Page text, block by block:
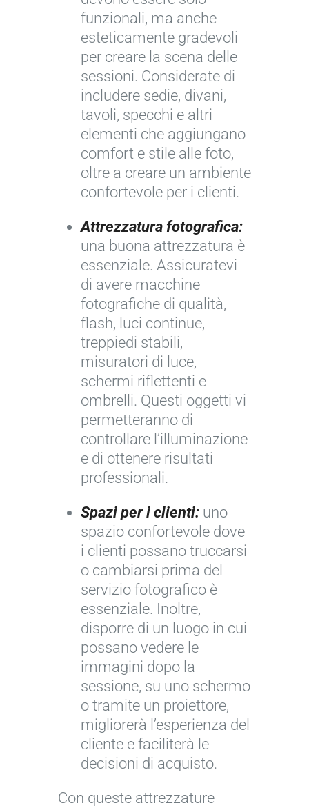
funzionali, ma anche
esteticamente gradevoli
per creare la scena delle
sessioni. Considerate di
includere sedie, divani,
tavoli, specchi e altri
elementi che aggiungano
comfort e stile alle foto,
oltre a creare un ambiente
confortevole per i clienti.
Attrezzatura fotografica:
una buona attrezzatura è
essenziale. Assicuratevi
di avere macchine
fotografiche di qualità,
flash, luci continue,
treppiedi stabili,
misuratori di luce,
schermi riflettenti e
ombrelli. Questi oggetti vi
permetteranno di
controllare l’illuminazione
e di ottenere risultati
professionali.
Spazi per i clienti: uno
spazio confortevole dove
i clienti possano truccarsi
o cambiarsi prima del
servizio fotografico è
essenziale. Inoltre,
disporre di un luogo in cui
possano vedere le
immagini dopo la
sessione, su uno schermo
o tramite un proiettore,
migliorerà l’esperienza del
cliente e faciliterà le
decisioni di acquisto.
Con queste attrezzature